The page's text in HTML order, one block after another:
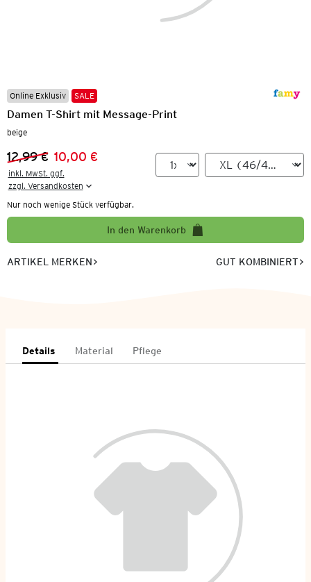
Online Exklusiv SALE
Damen T-Shirt mit Message-Print
beige
Vorheriger Preis:
12,99 €
Neuer Preis:
10,00 €
inkl. MwSt. ggf.
zzgl. Versandkosten
Nur noch wenige Stück verfügbar.
In den Warenkorb
ARTIKEL MERKEN GUT KOMBINIERT
Details Material Pflege